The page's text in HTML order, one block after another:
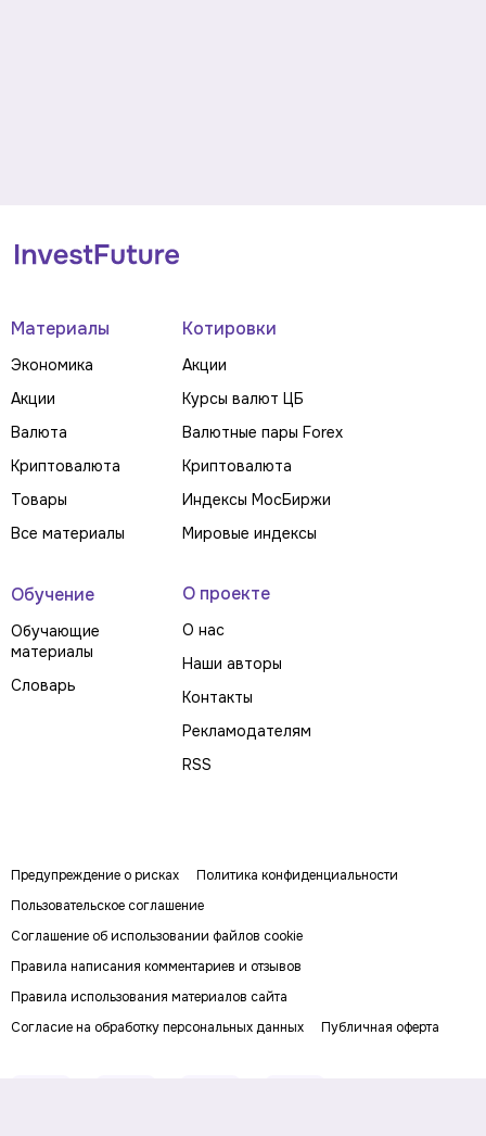
Материалы
Экономика
Акции
Валюта
Криптовалюта
Товары
Все материалы
Котировки
Акции
Курсы валют ЦБ
Валютные пары Forex
Криптовалюта
Индексы МосБиржи
Мировые индексы
Обучение
Обучающие
материалы
Словарь
О проекте
О нас
Наши авторы
Контакты
Рекламодателям
RSS
Предупреждение о рисках
Политика конфиденциальности
Пользовательское соглашение
Соглашение об использовании файлов cookie
Правила написания комментариев и отзывов
Правила использования материалов сайта
Согласие на обработку персональных данных
Публичная оферта